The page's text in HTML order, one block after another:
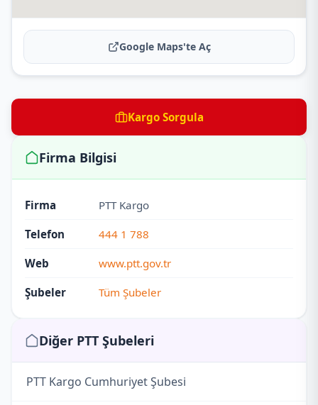
Google Maps'te Aç
Kargo Sorgula
Firma Bilgisi
Firma PTT Kargo
Telefon 444 1 788
Web www.ptt.gov.tr
Şubeler Tüm Şubeler
Diğer PTT Şubeleri
PTT Kargo Cumhuriyet Şubesi